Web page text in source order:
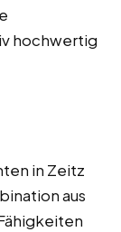
hochwertig
in Zeitz
aus